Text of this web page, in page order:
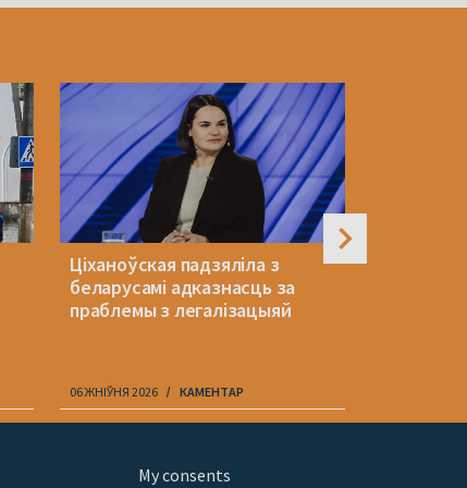
Ціханоўская падзяліла з
беларусамі адказнасць за
праблемы з легалізацыяй
06 ЖНІЎНЯ 2026 КАМЕНТАР
My consents